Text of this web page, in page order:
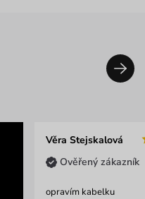
Věra Stejskalová
Ověřený zákazník
opravím kabelku